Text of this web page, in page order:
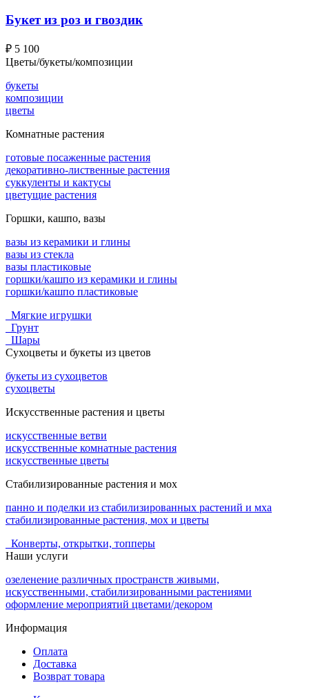
Букет из роз и гвоздик
₽ 5 100
Цветы/букеты/композиции
букеты
композиции
цветы
Комнатные растения
готовые посаженные растения
декоративно-лиственные растения
суккуленты и кактусы
цветущие растения
Горшки, кашпо, вазы
вазы из керамики и глины
вазы из стекла
вазы пластиковые
горшки/кашпо из керамики и глины
горшки/кашпо пластиковые
Мягкие игрушки
Грунт
Шары
Сухоцветы и букеты из цветов
букеты из сухоцветов
сухоцветы
Искусственные растения и цветы
искусственные ветви
искусственные комнатные растения
искусственные цветы
Стабилизированные растения и мох
панно и поделки из стабилизированных растений и мха
стабилизированные растения, мох и цветы
Конверты, открытки, топперы
Наши услуги
озеленение различных пространств живыми,
искусственными, стабилизированными растениями
оформление мероприятий цветами/декором
Информация
Оплата
Доставка
Возврат товара